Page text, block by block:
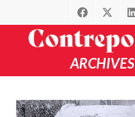
ARCHIVES